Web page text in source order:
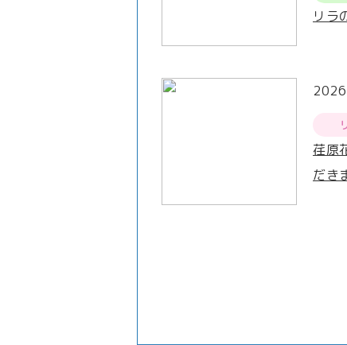
リラ
荏原
だき